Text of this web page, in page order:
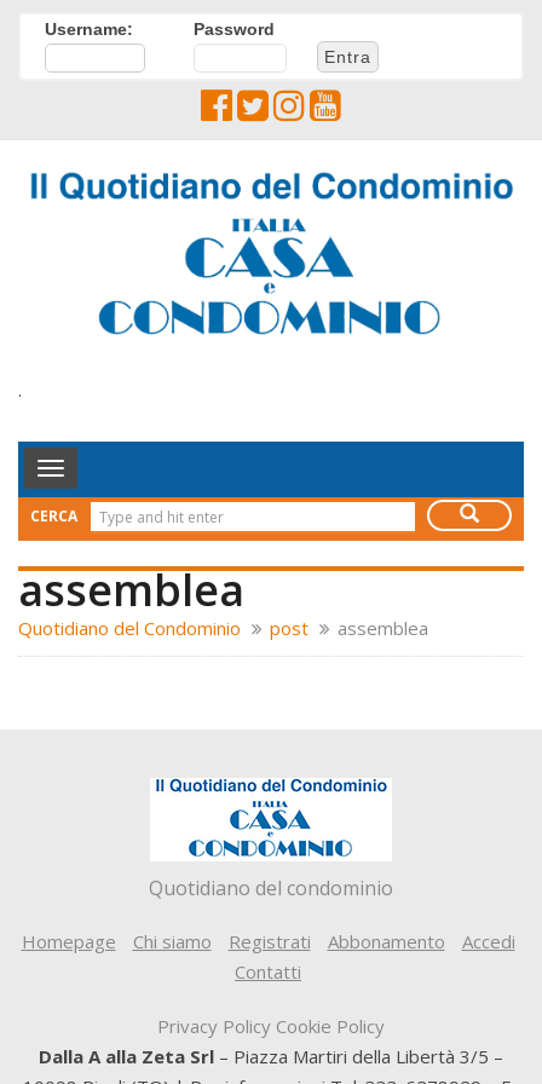
Username: Password
.
Toggle
Navigation
CERCA
assemblea
Quotidiano del Condominio post assemblea
Quotidiano del condominio
Homepage Chi siamo Registrati Abbonamento
Accedi
Contatti
Privacy Policy Cookie Policy
Dalla A alla Zeta Srl – Piazza Martiri della Libertà 3/5 –